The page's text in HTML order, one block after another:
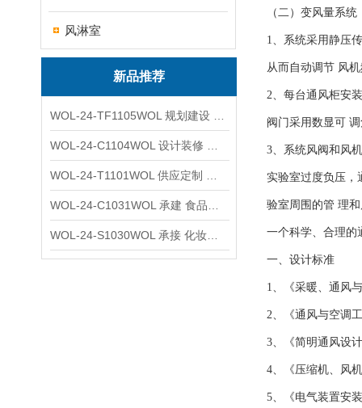
风淋室
新品推荐
（二）变风量系
1、系统采用静压
从而自动调节 风
2、每台通风柜安
阀门采用数显可
3、系统风阀和风
实验室过度负压，
验室周围的管 理
一个科学、合理的
一、设计标准
1、《采暖、通风
2、《通风与空调
3、《简明通风设
4、《压缩机、风
5、《电气装置安